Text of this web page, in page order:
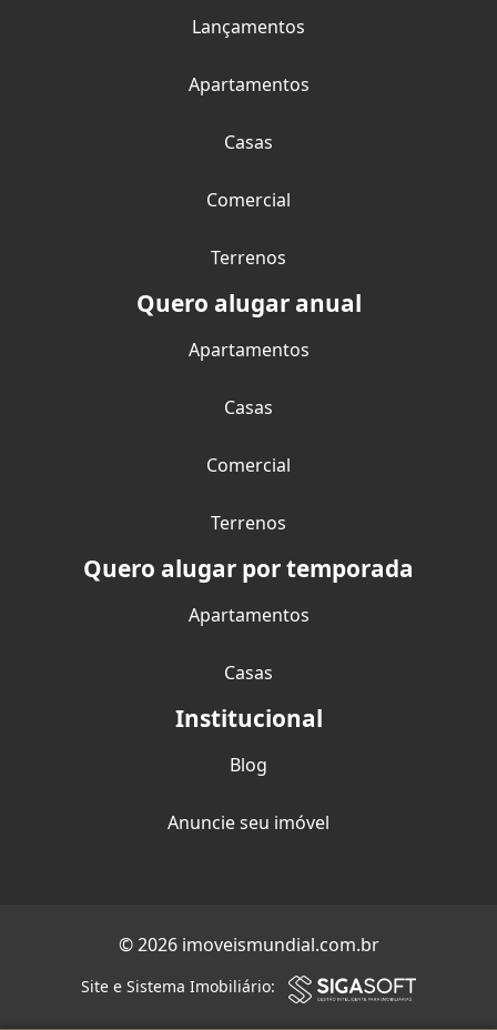
Lançamentos
Apartamentos
Casas
Comercial
Terrenos
Quero alugar anual
Apartamentos
Casas
Comercial
Terrenos
Quero alugar por temporada
Apartamentos
Casas
Institucional
Blog
Anuncie seu imóvel
© 2026 imoveismundial.com.br
Site e Sistema Imobiliário: